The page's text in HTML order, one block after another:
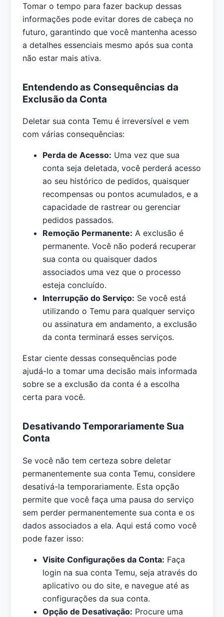
Tomar o tempo para fazer backup dessas
informações pode evitar dores de cabeça no
futuro, garantindo que você mantenha acesso
a detalhes essenciais mesmo após sua conta
não estar mais ativa.
Entendendo as Consequências da
Exclusão da Conta
Deletar sua conta Temu é irreversível e vem
com várias consequências:
Perda de Acesso: Uma vez que sua
conta seja deletada, você perderá acesso
ao seu histórico de pedidos, quaisquer
recompensas ou pontos acumulados, e a
capacidade de rastrear ou gerenciar
pedidos passados.
Remoção Permanente: A exclusão é
permanente. Você não poderá recuperar
sua conta ou quaisquer dados
associados uma vez que o processo
esteja concluído.
Interrupção do Serviço: Se você está
utilizando o Temu para qualquer serviço
ou assinatura em andamento, a exclusão
da conta terminará esses serviços.
Estar ciente dessas consequências pode
ajudá-lo a tomar uma decisão mais informada
sobre se a exclusão da conta é a escolha
certa para você.
Desativando Temporariamente Sua
Conta
Se você não tem certeza sobre deletar
permanentemente sua conta Temu, considere
desativá-la temporariamente. Esta opção
permite que você faça uma pausa do serviço
sem perder permanentemente sua conta e os
dados associados a ela. Aqui está como você
pode fazer isso:
Visite Configurações da Conta: Faça
login na sua conta Temu, seja através do
aplicativo ou do site, e navegue até as
configurações da sua conta.
Opção de Desativação: Procure uma